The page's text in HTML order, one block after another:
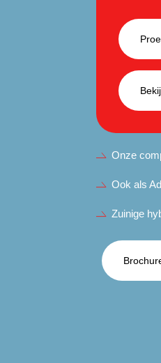
Onze
Ook als
Zuinige